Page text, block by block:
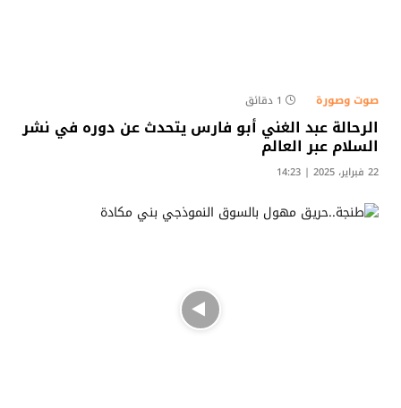
صوت وصورة 1 دقائق
الرحالة عبد الغني أبو فارس يتحدث عن دوره في نشر
السلام عبر العالم
22 فبراير، 2025 | 14:23